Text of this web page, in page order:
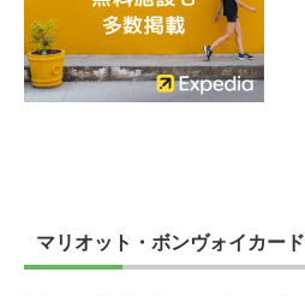
マリオット・ボンヴォイカード